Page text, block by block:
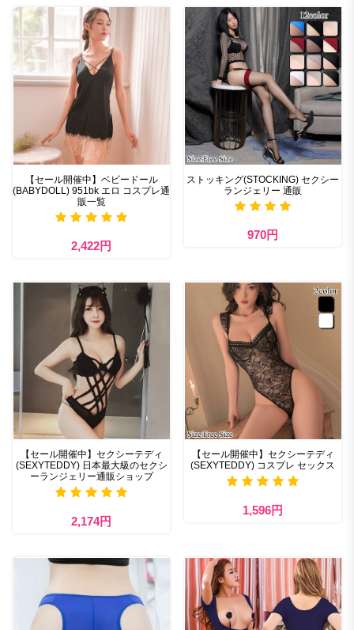
【セール開催中】ベビードール
(BABYDOLL) 951bk エロ コスプレ通
販一覧
2,422円
ストッキング(STOCKING) セクシー
ランジェリー 通販
970円
【セール開催中】セクシーテディ
(SEXYTEDDY) 日本最大級のセクシ
ーランジェリー通販ショップ
2,174円
【セール開催中】セクシーテディ
(SEXYTEDDY) コスプレ セックス
1,596円